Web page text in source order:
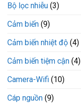
Bộ lọc nhiễu (3)
Cảm biến (9)
Cảm biến nhiệt độ (4)
Cảm biến tiệm cận (4)
Camera-Wifi (10)
Cáp nguồn (9)